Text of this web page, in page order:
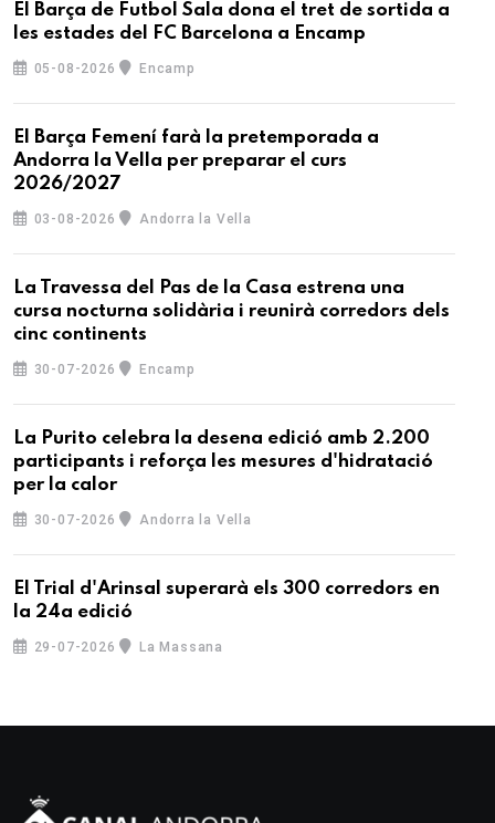
El Barça de Futbol Sala dona el tret de sortida a
les estades del FC Barcelona a Encamp
05-08-2026 Encamp
El Barça Femení farà la pretemporada a
Andorra la Vella per preparar el curs
2026/2027
03-08-2026 Andorra la Vella
La Travessa del Pas de la Casa estrena una
cursa nocturna solidària i reunirà corredors dels
cinc continents
30-07-2026 Encamp
La Purito celebra la desena edició amb 2.200
participants i reforça les mesures d'hidratació
per la calor
30-07-2026 Andorra la Vella
El Trial d'Arinsal superarà els 300 corredors en
la 24a edició
29-07-2026 La Massana